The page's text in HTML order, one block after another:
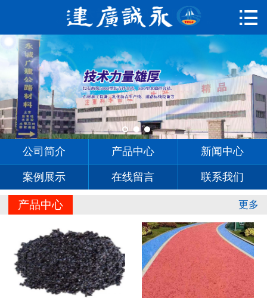
 首页
公司简介
产品中心
新闻中心
案例展示
在线留言

公司简介 产品中心 新闻中心
案例展示 在线留言 联系我们
更多
产品中心